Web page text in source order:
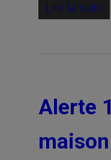
Lire la suite
Alerte